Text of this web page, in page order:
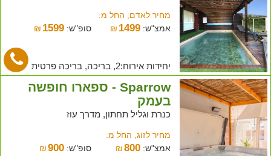
מחיר לאדם, החל מ:
אמצ"ש:
₪ 1499 סופ"ש: ₪ 1599
יחידות אירוח:2, בריכה, בריכה פרטית
Sparrow - ספארו חופשה
בעמק
כנרת וגליל תחתון, מדרך עוז
מחיר לזוג, החל מ:
אמצ"ש:
₪800 סופ"ש: ₪ 900